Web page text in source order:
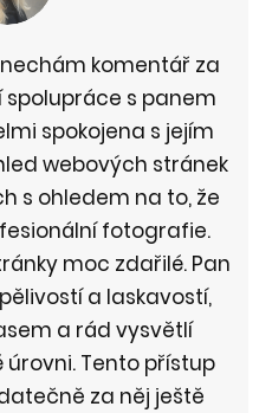
komentář za
s panem
spokojena s jejím
webových stránek
s ohledem na to, že
fotografie.
moc zdařilé. Pan
a laskavostí,
a rád vysvětlí
Tento přístup
za něj ještě